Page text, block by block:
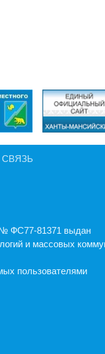
№ ФС77-81371 выдан
и массовых
пользователями